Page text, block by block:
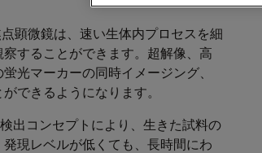
顕微鏡は、速い生体内プロセスを細
することができます。超解像、高
光マーカーの同時イメージング、
できるようになります。
出コンセプトにより、生きた試料の
現レベルが低くても、長時間にわ